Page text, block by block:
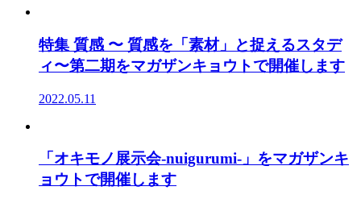
特集 質感 〜 質感を「素材」と捉えるスタデ
ィ〜第二期をマガザンキョウトで開催します
2022.05.11
「オキモノ展示会-nuigurumi-」をマガザンキ
ョウトで開催します